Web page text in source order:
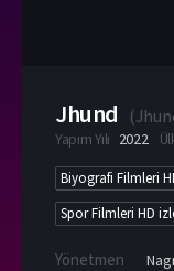
Jhund (
Yapım Yılı 2022
Biyografi Filmleri
Spor Filmleri HD
Yönetmen